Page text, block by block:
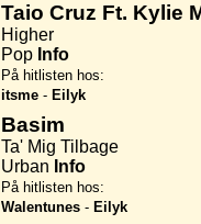
Taio Cruz Ft. Kylie
Higher
Pop Info
På hitlisten hos:
itsme - Eilyk
Basim
Ta' Mig Tilbage
Urban Info
På hitlisten hos:
Walentunes - Eilyk